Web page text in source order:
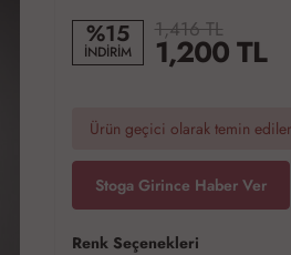
%15
İNDİRİM
1,416 TL
1,200TL
Ürün geçici olarak temin
Stoga Girince Haber Ver
Renk Seçenekleri